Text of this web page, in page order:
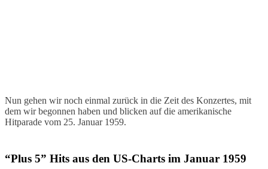
Nun gehen wir noch einmal zurück in die Zeit des Konzertes, mit
dem wir begonnen haben und blicken auf die amerikanische
Hitparade vom 25. Januar 1959.
“Plus 5” Hits aus den US-Charts im Januar 1959